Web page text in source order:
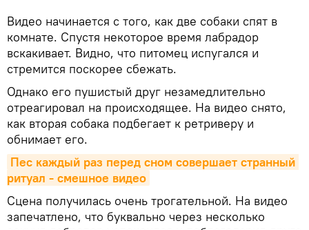
Видео начинается с того, как две собаки спят в
комнате. Спустя некоторое время лабрадор
вскакивает. Видно, что питомец испугался и
стремится поскорее сбежать.
Однако его пушистый друг незамедлительно
отреагировал на происходящее. На видео снято,
как вторая собака подбегает к ретриверу и
обнимает его.
Пес каждый раз перед сном совершает странный
ритуал - смешное видео
Сцена получилась очень трогательной. На видео
запечатлено, что буквально через несколько